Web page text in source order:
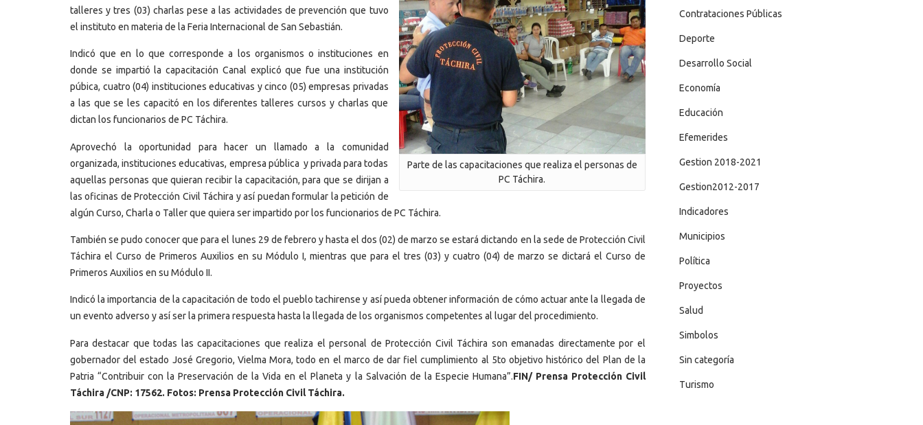
Parte de las capacitaciones que realiza el personas de
PC Táchira.
talleres y tres (03) charlas pese a las actividades de prevención que tuvo
el instituto en materia de la Feria Internacional de San Sebastián.
Indicó que en lo que corresponde a los organismos o instituciones en
donde se impartió la capacitación Canal explicó que fue una institución
púbica, cuatro (04) instituciones educativas y cinco (05) empresas privadas
a las que se les capacitó en los diferentes talleres cursos y charlas que
dictan los funcionarios de PC Táchira.
Aprovechó la oportunidad para hacer un llamado a la comunidad
organizada, instituciones educativas, empresa pública y privada para todas
aquellas personas que quieran recibir la capacitación, para que se dirijan a
las oficinas de Protección Civil Táchira y así puedan formular la petición de
algún Curso, Charla o Taller que quiera ser impartido por los funcionarios de PC Táchira.
También se pudo conocer que para el lunes 29 de febrero y hasta el dos (02) de marzo se estará dictando en la sede de Protección Civil
Táchira el Curso de Primeros Auxilios en su Módulo I, mientras que para el tres (03) y cuatro (04) de marzo se dictará el Curso de
Primeros Auxilios en su Módulo II.
Indicó la importancia de la capacitación de todo el pueblo tachirense y así pueda obtener información de cómo actuar ante la llegada de
un evento adverso y así ser la primera respuesta hasta la llegada de los organismos competentes al lugar del procedimiento.
Para destacar que todas las capacitaciones que realiza el personal de Protección Civil Táchira son emanadas directamente por el
gobernador del estado José Gregorio, Vielma Mora, todo en el marco de dar fiel cumplimiento al 5to objetivo histórico del Plan de la
Patria “Contribuir con la Preservación de la Vida en el Planeta y la Salvación de la Especie Humana”.FIN/ Prensa Protección Civil
Táchira /CNP: 17562. Fotos: Prensa Protección Civil Táchira.
Contrataciones Públicas
Deporte
Desarrollo Social
Economía
Educación
Efemerides
Gestion 2018-2021
Gestion2012-2017
Indicadores
Municipios
Política
Proyectos
Salud
Simbolos
Sin categoría
Turismo